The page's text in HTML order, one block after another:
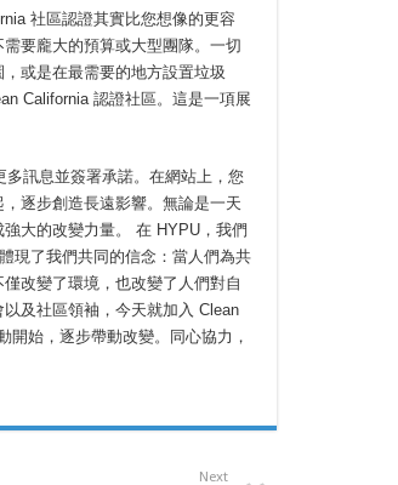
社區認證其實比您想像的更容
要龐大的預算或大型團隊。一切
或是在最需要的地方設置垃圾
California 認證社區。這是一項展
訊息並簽署承諾。在網站上，您
逐步創造長遠影響。無論是一天
大的改變力量。 在 HYPU，我們
現了我們共同的信念：當人們為共
改變了環境，也改變了人們對自
及社區領袖，今天就加入 Clean
始，逐步帶動改變。同心協力，
Next